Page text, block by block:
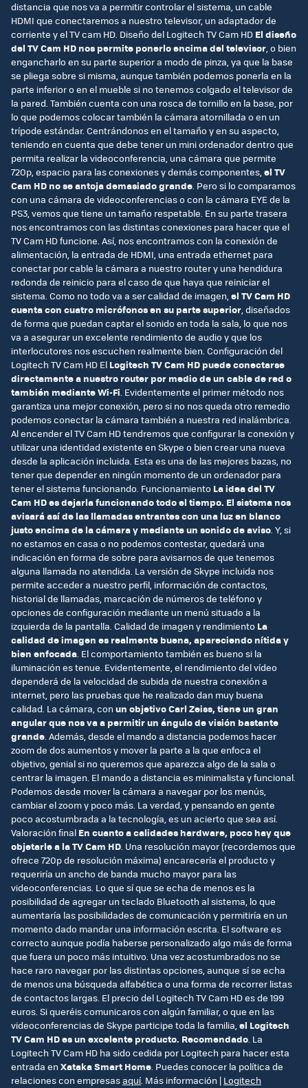
distancia que nos va a permitir controlar el sistema, un cable
HDMI que conectaremos a nuestro televisor, un adaptador de
corriente y el TV cam HD. Diseño del Logitech TV Cam HD El diseño
del TV Cam HD nos permite ponerlo encima del televisor, o bien
engancharlo en su parte superior a modo de pinza, ya que la base
se pliega sobre si misma, aunque también podemos ponerla en la
parte inferior o en el mueble si no tenemos colgado el televisor de
la pared. También cuenta con una rosca de tornillo en la base, por
lo que podemos colocar también la cámara atornillada o en un
trípode estándar. Centrándonos en el tamaño y en su aspecto,
teniendo en cuenta que debe tener un mini ordenador dentro que
permita realizar la videoconferencia, una cámara que permite
720p, espacio para las conexiones y demás componentes,el TV
Cam HD no se antoja demasiado grande. Pero si lo comparamos
con una cámara de videoconferencias o con la cámara EYE de la
PS3, vemos que tiene un tamaño respetable. En su parte trasera
nos encontramos con las distintas conexiones para hacer que el
TV Cam HD funcione. Así, nos encontramos con la conexión de
alimentación, la entrada de HDMI, una entrada ethernet para
conectar por cable la cámara a nuestro router y una hendidura
redonda de reinicio para el caso de que haya que reiniciar el
sistema. Como no todo va a ser calidad de imagen,el TV Cam HD
cuenta con cuatro micrófonos en su parte superior, diseñados
de forma que puedan captar el sonido en toda la sala, lo que nos
va a asegurar un excelente rendimiento de audio y que los
interlocutores nos escuchen realmente bien. Configuración del
Logitech TV Cam HD El Logitech TV Cam HD puede conectarse
directamente a nuestro router por medio de un cable de red o
también mediante Wi-Fi. Evidentemente el primer método nos
garantiza una mejor conexión, pero si no nos queda otro remedio
podemos conectar la cámara también a nuestra red inalámbrica.
Al encender el TV Cam HD tendremos que configurar la conexión y
utilizar una identidad existente en Skype o bien crear una nueva
desde la aplicación incluida. Esta es una de las mejores bazas, no
tener que depender en ningún momento de un ordenador para
tener el sistema funcionando. Funcionamiento La idea del TV
Cam HD es dejarla funcionando todo el tiempo. El sistema nos
avisará así de las llamadas entrantes con una luz en blanco
justo encima de la cámara y mediante un sonido de aviso. Y, si
no estamos en casa o no podemos contestar, quedará una
indicación en forma de sobre para avisarnos de que tenemos
alguna llamada no atendida. La versión de Skype incluida nos
permite acceder a nuestro perfil, información de contactos,
historial de llamadas, marcación de números de teléfono y
opciones de configuración mediante un menú situado a la
izquierda de la pantalla. Calidad de imagen y rendimiento La
calidad de imagen es realmente buena, apareciendo nítida y
bien enfocada. El comportamiento también es bueno si la
iluminación es tenue. Evidentemente, el rendimiento del vídeo
dependerá de la velocidad de subida de nuestra conexión a
internet, pero las pruebas que he realizado dan muy buena
calidad. La cámara, con un objetivo Carl Zeiss, tiene un gran
angular que nos va a permitir un ángulo de visión bastante
grande. Además, desde el mando a distancia podemos hacer
zoom de dos aumentos y mover la parte a la que enfoca el
objetivo, genial si no queremos que aparezca algo de la sala o
centrar la imagen. El mando a distancia es minimalista y funcional.
Podemos desde mover la cámara a navegar por los menús,
cambiar el zoom y poco más. La verdad, y pensando en gente
poco acostumbrada a la tecnología, es un acierto que sea así.
Valoración final En cuanto a calidades hardware, poco hay que
objetarle a la TV Cam HD. Una resolución mayor (recordemos que
ofrece 720p de resolución máxima) encarecería el producto y
requeriría un ancho de banda mucho mayor para las
videoconferencias. Lo que sí que se echa de menos es la
posibilidad de agregar un teclado Bluetooth al sistema, lo que
aumentaría las posibilidades de comunicación y permitiría en un
momento dado mandar una información escrita. El software es
correcto aunque podía haberse personalizado algo más de forma
que fuera un poco más intuitivo. Una vez acostumbrados no se
hace raro navegar por las distintas opciones, aunque sí se echa
de menos una búsqueda alfabética o una forma de recorrer listas
de contactos largas. El precio del Logitech TV Cam HD es de 199
euros. Si queréis comunicaros con algún familiar, o que en las
videoconferencias de Skype participe toda la familia,el Logitech
TV Cam HD es un excelente producto. Recomendado. La
Logitech TV Cam HD ha sido cedida por Logitech para hacer esta
entrada en Xataka Smart Home. Puedes conocer la política de
relaciones con empresasaquí. Más información | Logitech